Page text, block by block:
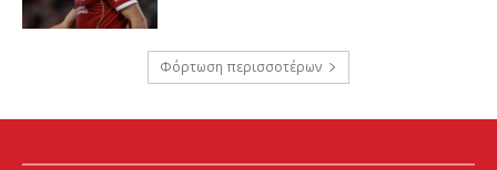
Φόρτωση περισσοτέρων